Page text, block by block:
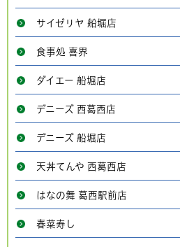
サイゼリヤ 船堀店
食事処 喜界
ダイエー 船堀店
デニーズ 西葛西店
デニーズ 船堀店
天丼てんや 西葛西店
はなの舞 葛西駅前店
春菜寿し